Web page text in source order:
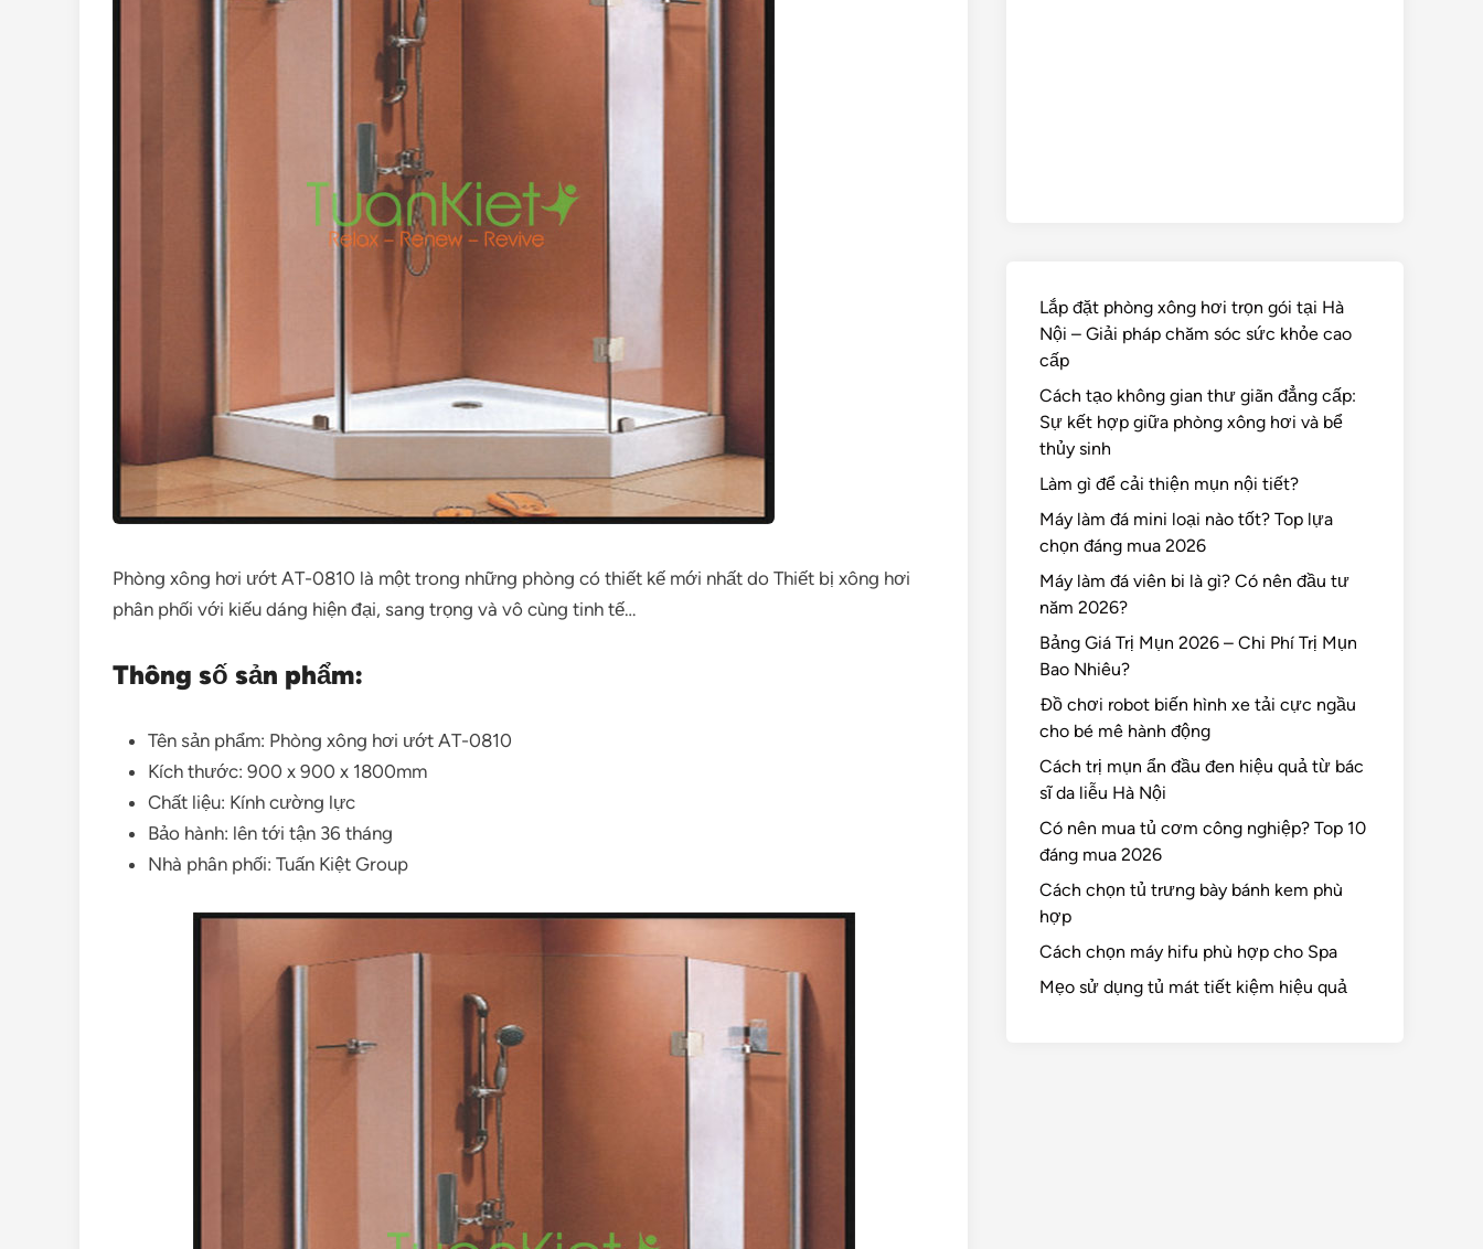
Phòng xông hơi ướt AT-0810 là một trong những phòng có thiết kế mới nhất do Thiết bị xông hơi
phân phối với kiếu dáng hiện đại, sang trọng và vô cùng tinh tế…
Thông số sản phẩm:
Tên sản phẩm: Phòng xông hơi ướt AT-0810
Kích thước: 900 x 900 x 1800mm
Chất liệu: Kính cường lực
Bảo hành: lên tới tận 36 tháng
Nhà phân phối: Tuấn Kiệt Group
Lắp đặt phòng xông hơi trọn gói tại Hà
Nội – Giải pháp chăm sóc sức khỏe cao
cấp
Cách tạo không gian thư giãn đẳng cấp:
Sự kết hợp giữa phòng xông hơi và bể
thủy sinh
Làm gì để cải thiện mụn nội tiết?
Máy làm đá mini loại nào tốt? Top lựa
chọn đáng mua 2026
Máy làm đá viên bi là gì? Có nên đầu tư
năm 2026?
Bảng Giá Trị Mụn 2026 – Chi Phí Trị Mụn
Bao Nhiêu?
Đồ chơi robot biến hình xe tải cực ngầu
cho bé mê hành động
Cách trị mụn ẩn đầu đen hiệu quả từ bác
sĩ da liễu Hà Nội
Có nên mua tủ cơm công nghiệp? Top 10
đáng mua 2026
Cách chọn tủ trưng bày bánh kem phù
hợp
Cách chọn máy hifu phù hợp cho Spa
Mẹo sử dụng tủ mát tiết kiệm hiệu quả